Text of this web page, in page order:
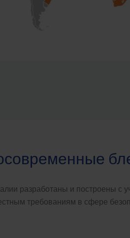
разработаны и построены с
требованиям в сфере